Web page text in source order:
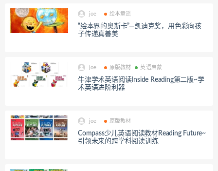
joe 绘本童谣
“绘本界的奥斯卡”—凯迪克奖，用色彩向孩
子传递真善美
joe 原版教材 英语启蒙
牛津学术英语阅读Inside Reading第二版~学
术英语进阶利器
joe 原版教材
Compass少儿英语阅读教材Reading Future~
引领未来的跨学科阅读训练